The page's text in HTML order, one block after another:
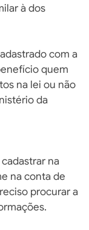
à dos
com a
quem
na lei ou não
da
na
na conta de
procurar a